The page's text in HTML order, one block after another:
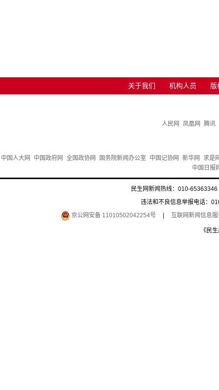
关于我们 机构人员 版
人民网 凤凰网 腾讯
中国人大网 中国政府网 全国政协网 国务院新闻办公室 中国记协网 新华网
求是
中国日报
民生网新闻热线：010-
违法和不良信息举报电话：
京公网安备 11010502042254号
互联网新闻信息
《民